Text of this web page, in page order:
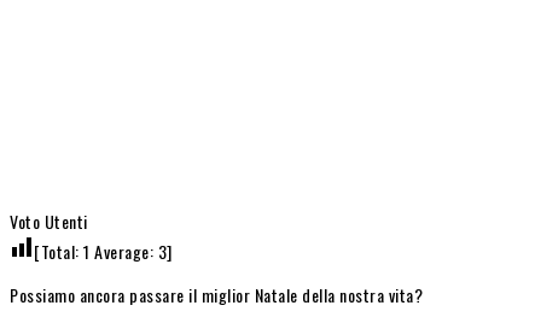
Voto Utenti
[Total:1 Average: 3]
Possiamo ancora passare il miglior Natale della nostra vita?